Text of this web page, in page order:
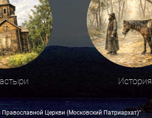
История
Православной Церкви (Московский Патриархат)"